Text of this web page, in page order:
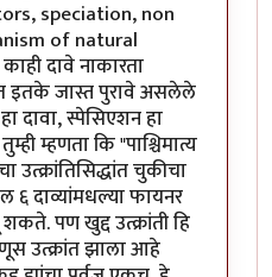
speciation, non
of natural
दावे नाकारता
इतके जास्त पुरावे असलेले
दावा, स्पेसिएशन हा
म्हणता कि "पाश्चिमात्य
उत्क्रांतिसिद्धांत चुकीचा
६ दाव्यांमधल्या फायनर
पण खुद्द उत्क्रांती हि
उत्क्रांत झाला आहे